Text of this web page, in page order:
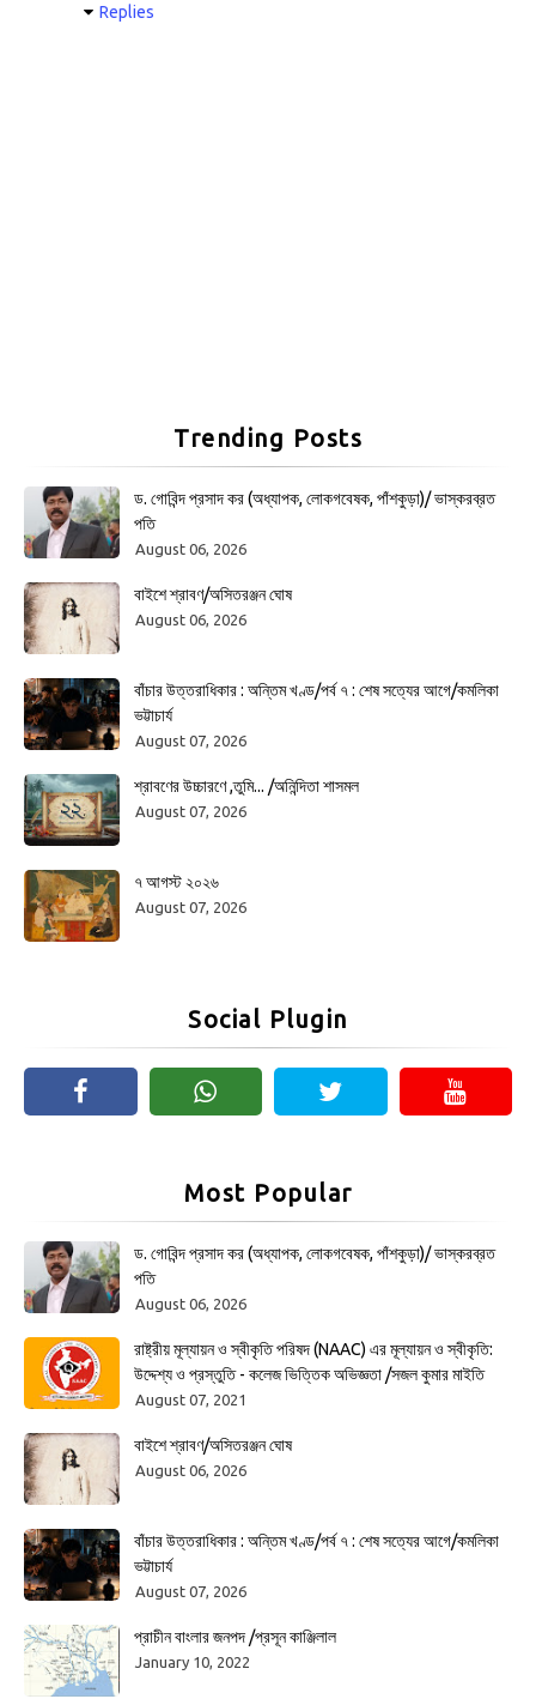
Replies
Trending Posts
ড. গোবিন্দ প্রসাদ কর (অধ্যাপক, লোকগবেষক, পাঁশকুড়া)/ ভাস্করব্রত
পতি
August 06, 2026
বাইশে শ্রাবণ/অসিতরঞ্জন ঘোষ
August 06, 2026
বাঁচার উত্তরাধিকার : অন্তিম খণ্ড/পর্ব ৭ : শেষ সত্যের আগে/কমলিকা
ভট্টাচার্য
August 07, 2026
শ্রাবণের উচ্চারণে ,তুমি... /অনিন্দিতা শাসমল
August 07, 2026
৭ আগস্ট ২০২৬
August 07, 2026
Social Plugin
Most Popular
ড. গোবিন্দ প্রসাদ কর (অধ্যাপক, লোকগবেষক, পাঁশকুড়া)/ ভাস্করব্রত
পতি
August 06, 2026
রাষ্ট্রীয় মূল্যায়ন ও স্বীকৃতি পরিষদ (NAAC) এর মূল্যায়ন ও স্বীকৃতি:
উদ্দেশ্য ও প্রস্তুতি - কলেজ ভিত্তিক অভিজ্ঞতা /সজল কুমার মাইতি
August 07, 2021
বাইশে শ্রাবণ/অসিতরঞ্জন ঘোষ
August 06, 2026
বাঁচার উত্তরাধিকার : অন্তিম খণ্ড/পর্ব ৭ : শেষ সত্যের আগে/কমলিকা
ভট্টাচার্য
August 07, 2026
প্রাচীন বাংলার জনপদ /প্রসূন কাঞ্জিলাল
January 10, 2022